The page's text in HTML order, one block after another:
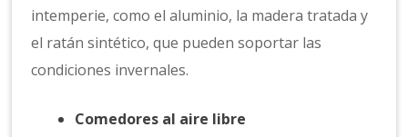
intemperie, como el aluminio, la madera tratada y
el ratán sintético, que pueden soportar las
condiciones invernales.
Comedores al aire libre